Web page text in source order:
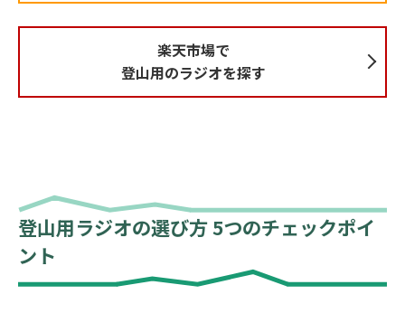
楽天市場で
登山用のラジオを探す
登山用ラジオの選び方 5つのチェックポイ
ント